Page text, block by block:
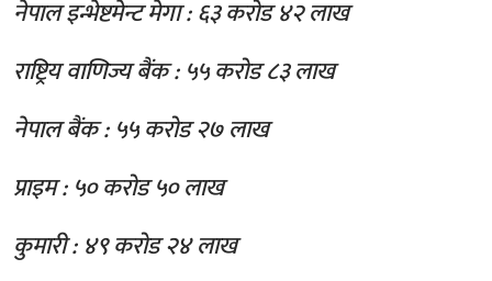
नेपाल इन्भेष्टमेन्ट मेगा : ६३ करोड ४२ लाख
राष्ट्रिय वाणिज्य बैंक : ५५ करोड ८३ लाख
नेपाल बैंक : ५५ करोड २७ लाख
प्राइम : ५० करोड ५० लाख
कुमारी : ४९ करोड २४ लाख